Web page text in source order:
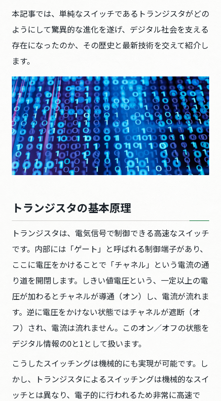
本記事では、単純なスイッチであるトランジスタがどの
ようにして驚異的な進化を遂げ、デジタル社会を支える
存在になったのか、その歴史と最新技術を交えて紹介し
ます。
トランジスタの基本原理
トランジスタは、電気信号で制御できる高速なスイッチ
です。内部には「ゲート」と呼ばれる制御端子があり、
ここに電圧をかけることで「チャネル」という電流の通
り道を開閉します。しきい値電圧という、一定以上の電
圧が加わるとチャネルが導通（オン）し、電流が流れま
す。逆に電圧をかけない状態ではチャネルが遮断（オ
フ）され、電流は流れません。このオン／オフの状態を
デジタル情報の0と1として扱います。
こうしたスイッチングは機械的にも実現が可能です。し
かし、トランジスタによるスイッチングは機械的なスイ
ッチとは異なり、電子的に行われるため非常に高速で